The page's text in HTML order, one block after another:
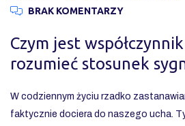
BRAK KOMENTARZY
Czym jest
rozumieć stosunek
W codziennym życiu rzadko
faktycznie dociera do naszego ucha.